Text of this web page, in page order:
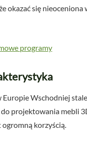
okazać się nieoceniona
programy
Wschodniej
projektowania mebli
korzyścią.